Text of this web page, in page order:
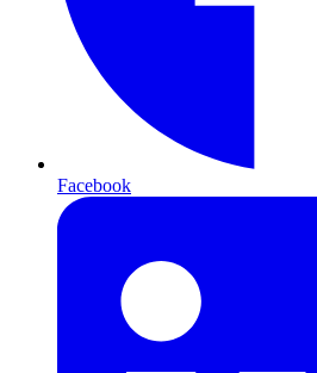
Facebook